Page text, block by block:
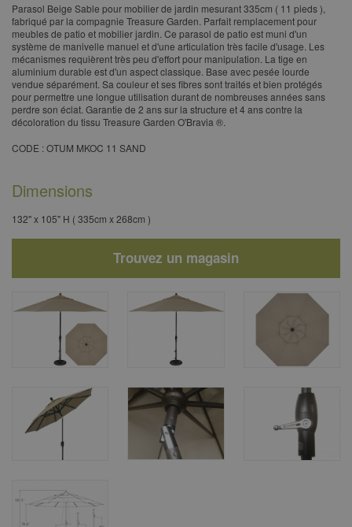
​Parasol Beige Sable pour mobilier de jardin mesurant 335cm ( 11 pieds ),
fabriqué par la compagnie Treasure Garden. Parfait remplacement pour
meubles de patio et mobilier jardin. Ce parasol de patio est muni d'un
système de manivelle manuel et d'une articulation très facile d'usage. Les
mécanismes requièrent très peu d'effort pour manipulation. La tige en
aluminium durable est d'un aspect classique. Base avec pesée lourde
vendue séparément. Sa couleur et ses fibres sont traités et bien protégés
pour permettre une longue utilisation durant de nombreuses années sans
perdre son éclat. Garantie de 2 ans sur la structure et 4 ans contre la
décoloration du tissu Treasure Garden O'Bravia ®.
CODE : OTUM MKOC 11 SAND​
Dimensions
132" x 105" H ( 335cm x 268cm )
Trouvez un magasin